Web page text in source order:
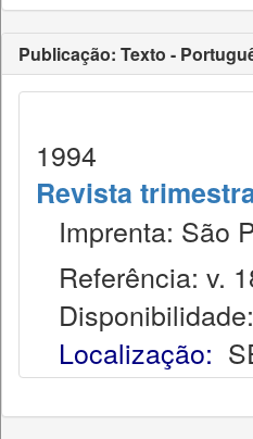
Publicação: Texto -
1994
Revista
Imprenta: São
Referência: v.
Disponibilidade:
Localização: